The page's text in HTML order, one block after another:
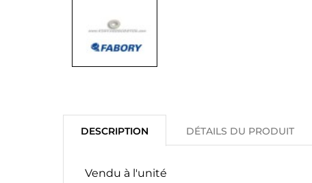
DESCRIPTION DÉTAILS DU PRODUIT
Vendu à l'unité